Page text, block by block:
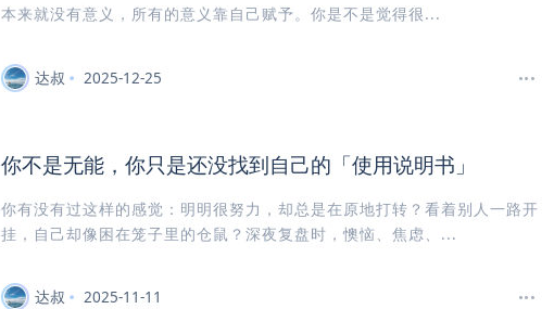
本来就没有意义，所有的意义靠自己赋予。你是不是觉得很...
达叔 2025-12-25
你不是无能，你只是还没找到自己的「使用说明书」
你有没有过这样的感觉：明明很努力，却总是在原地打转？看着别人一路开
挂，自己却像困在笼子里的仓鼠？深夜复盘时，懊恼、焦虑、...
达叔 2025-11-11